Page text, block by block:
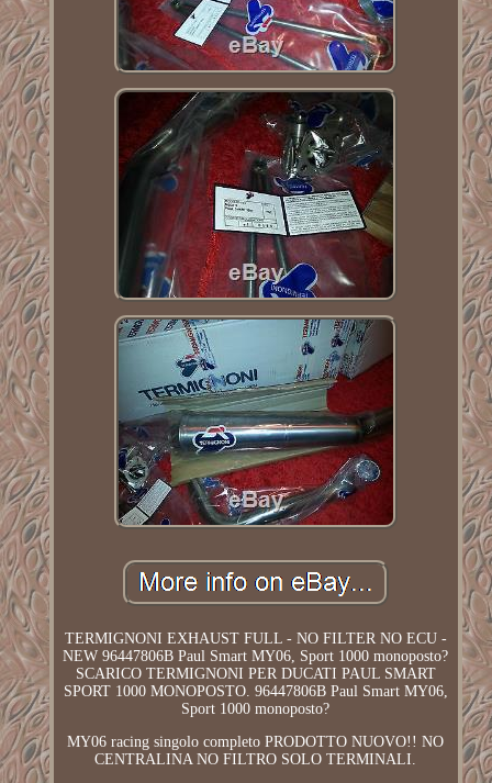
TERMIGNONI EXHAUST FULL - NO FILTER NO ECU -
NEW 96447806B Paul Smart MY06, Sport 1000 monoposto?
SCARICO TERMIGNONI PER DUCATI PAUL SMART
SPORT 1000 MONOPOSTO. 96447806B Paul Smart MY06,
Sport 1000 monoposto?
MY06 racing singolo completo PRODOTTO NUOVO!! NO
CENTRALINA NO FILTRO SOLO TERMINALI.